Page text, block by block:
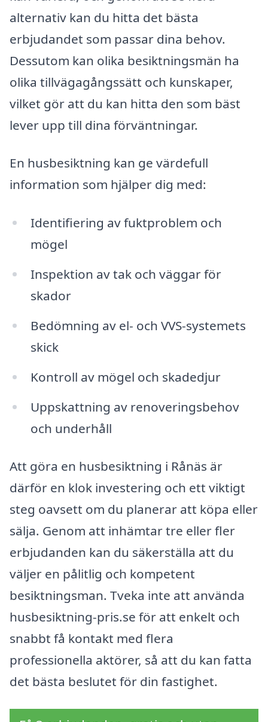
alternativ kan du hitta det bästa
erbjudandet som passar dina behov.
Dessutom kan olika besiktningsmän ha
olika tillvägagångssätt och kunskaper,
vilket gör att du kan hitta den som bäst
lever upp till dina förväntningar.
En husbesiktning kan ge värdefull
information som hjälper dig med:
Identifiering av fuktproblem och
mögel
Inspektion av tak och väggar för
skador
Bedömning av el- och VVS-systemets
skick
Kontroll av mögel och skadedjur
Uppskattning av renoveringsbehov
och underhåll
Att göra en husbesiktning i Rånäs är
därför en klok investering och ett viktigt
steg oavsett om du planerar att köpa eller
sälja. Genom att inhämtar tre eller fler
erbjudanden kan du säkerställa att du
väljer en pålitlig och kompetent
besiktningsman. Tveka inte att använda
husbesiktning-pris.se för att enkelt och
snabbt få kontakt med flera
professionella aktörer, så att du kan fatta
det bästa beslutet för din fastighet.